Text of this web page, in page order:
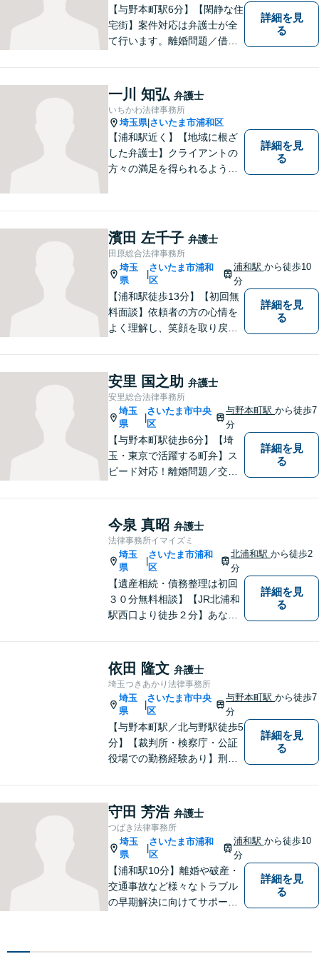
【与野本町駅6分】【閑静な住
宅街】案件対応は弁護士が全
て行います。離婚問題／借
幅広く対応しております。迅
速かつ丁寧な対応を心がけて
おりますので、お気軽にご相
談ください。【弁護士歴10年
以上】【初回相談30分無料】
詳細を見
る
一川 知弘 弁護士
いちかわ法律事務所
埼玉県| さいたま市浦和区
【浦和駅近く】【地域に根ざ
した弁護士】クライアントの
方々の満足を得られるよう最
題／企業法務など、幅広く対
応可能。【明確な料金体系】
法律トラブルでお悩みの方
は、どうぞお気軽にご相談く
ださい。
詳細を見
る
濱田 左千子 弁護士
田原総合法律事務所
埼玉
県
|
さいたま市浦和
区
浦和駅 から徒歩10
分
【浦和駅徒歩13分】【初回無
料面談】依頼者の方の心情を
よく理解し、笑顔を取り戻す
婚・男女問題／親権／遺産・
相続／交通事故のお困りごと
はお任せください！休日・夜
間にも対応可能◎【駐車場あ
り】
詳細を見
る
安里 国之助 弁護士
安里総合法律事務所
埼玉
県
さいたま市中央
区
与野本町駅から徒歩7
分
【与野本町駅徒歩6分】【埼
玉・東京で活躍する町弁】ス
ピード対応！離婚問題／交通
など、お困りごとがあればお
気軽にご相談ください！皆様
が平穏な日々を取り戻せるよ
う、尽力してまいります。
【土日祝・夜間対応◎】
詳細を見
る
今泉 真昭 弁護士
法律事務所イマイズミ
埼玉
県
|
さいたま市浦和
区
北浦和駅から徒歩2
分
【遺産相続・債務整理は初回
３０分無料相談】【JR北浦和
駅西口より徒歩２分】あなた
ミがお預かりします。あなた
の代わりに悩み、考え、解決
策をご提案します。
詳細を見
る
依田 隆文 弁護士
埼玉つきあかり法律事務所
埼玉
県
さいたま市中央
区
与野本町駅から徒歩7
分
【与野本町駅／北与野駅徒歩5
分】【裁判所・検察庁・公証
役場での勤務経験あり】刑事
お困りごとはなんでもご相談
ください。一人一人に真摯に
向き合い、納得のいく解決へ
と導いてまいります。【休
日・夜間対応】
詳細を見
る
守田 芳浩 弁護士
つばき法律事務所
埼玉
県
|
さいたま市浦和
区
浦和駅 から徒歩10
分
【浦和駅10分】離婚や破産・
交通事故など様々なトラブル
の早期解決に向けてサポート
分からない」という方も多い
詳細を見
る